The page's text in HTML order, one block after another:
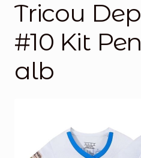
Tricou
#10 Kit
alb